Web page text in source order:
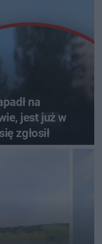
na
jest już w
zgłosił